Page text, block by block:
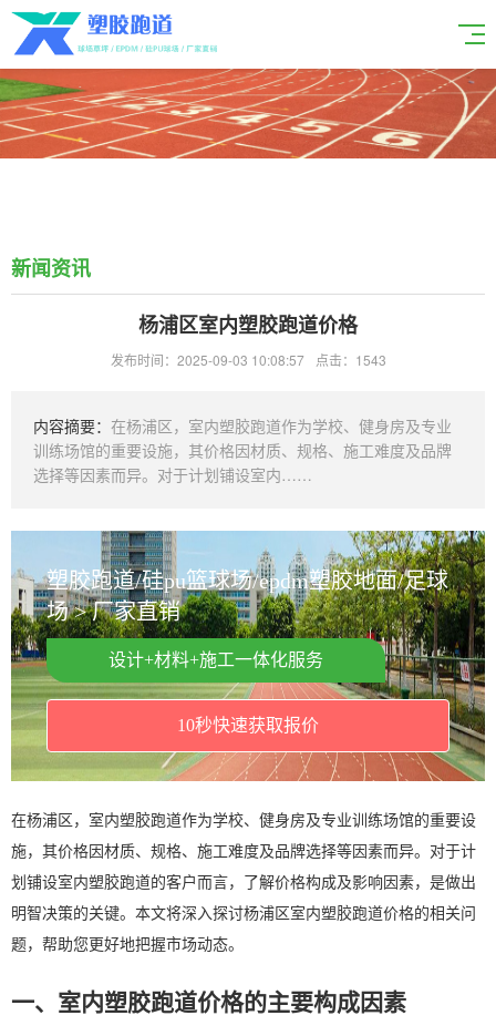
新闻资讯
杨浦区室内塑胶跑道价格
发布时间：2025-09-03 10:08:57 点击：1543
内容摘要： 在杨浦区，室内塑胶跑道作为学校、健身房及专业
训练场馆的重要设施，其价格因材质、规格、施工难度及品牌
选择等因素而异。对于计划铺设室内……
塑胶跑道/硅pu篮球场/epdm塑胶地面/足球
场 > 厂家直销
设计+材料+施工一体化服务
10秒快速获取报价
在杨浦区，室内塑胶跑道作为学校、健身房及专业训练场馆的重要设
施，其价格因材质、规格、施工难度及品牌选择等因素而异。对于计
划铺设室内塑胶跑道的客户而言，了解价格构成及影响因素，是做出
明智决策的关键。本文将深入探讨杨浦区室内塑胶跑道价格的相关问
题，帮助您更好地把握市场动态。
一、室内塑胶跑道价格的主要构成因素